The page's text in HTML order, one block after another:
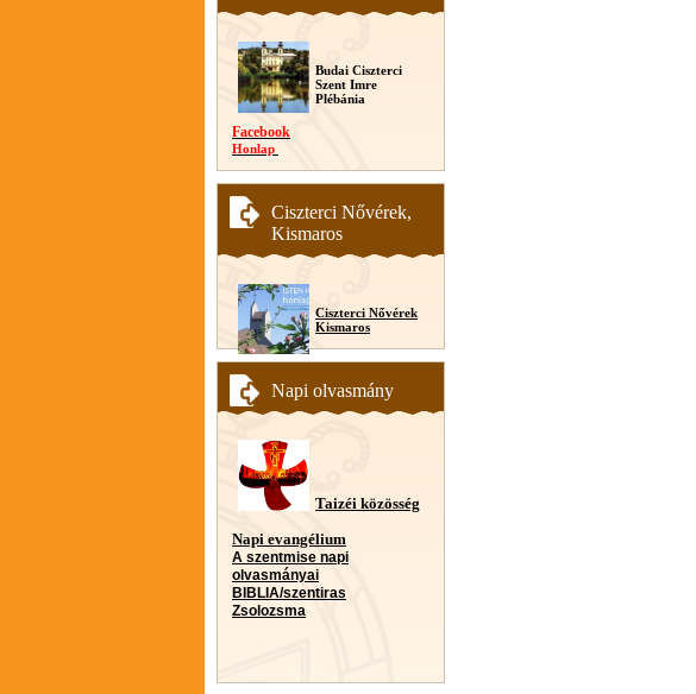
Budai Ciszterci
Szent Imre
Plébánia
Facebook
Honlap
Ciszterci Nővérek,
Kismaros
Ciszterci Nővérek
Kismaros
Napi olvasmány
Taizéi közösség
Napi evangélium
A szentmise napi
olvasmányai
BIBLIA/szentiras
Zsolozsma